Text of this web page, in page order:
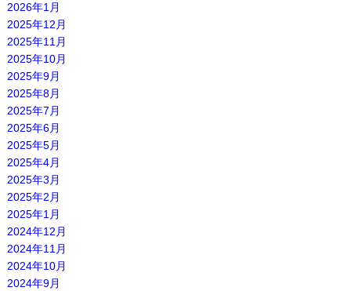
2026年1月
2025年12月
2025年11月
2025年10月
2025年9月
2025年8月
2025年7月
2025年6月
2025年5月
2025年4月
2025年3月
2025年2月
2025年1月
2024年12月
2024年11月
2024年10月
2024年9月